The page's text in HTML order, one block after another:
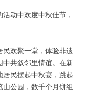
动中欢度中秋佳节，
民欢聚一堂，体验非遗
中共叙邻里情谊。在新
居民摆起中秋宴，跳起
公园，数千个月饼组